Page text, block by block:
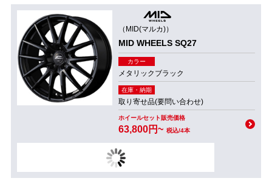
（MID(マルカ)）
MID WHEELS SQ27
カラー
メタリックブラック
在庫・納期
取り寄せ品(要問い合わせ)
ホイールセット販売価格
63,800円~ 税込/4本